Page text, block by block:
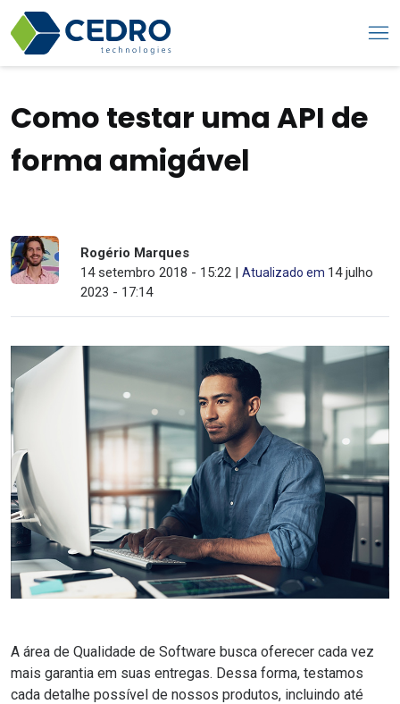
Como testar uma API de
forma amigável
Rogério Marques
14 setembro 2018 - 15:22 | Atualizado em 14 julho
2023 - 17:14
A área de Qualidade de Software busca oferecer cada vez
mais garantia em suas entregas. Dessa forma, testamos
cada detalhe possível de nossos produtos, incluindo até